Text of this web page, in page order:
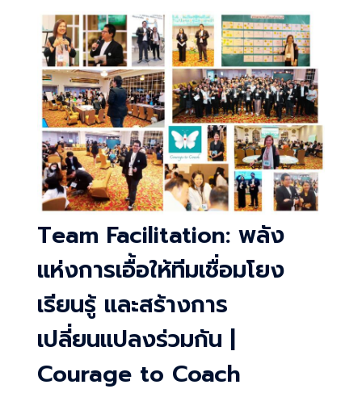
Team Facilitation: พลัง
แห่งการเอื้อให้ทีมเชื่อมโยง
เรียนรู้ และสร้างการ
เปลี่ยนแปลงร่วมกัน |
Courage to Coach